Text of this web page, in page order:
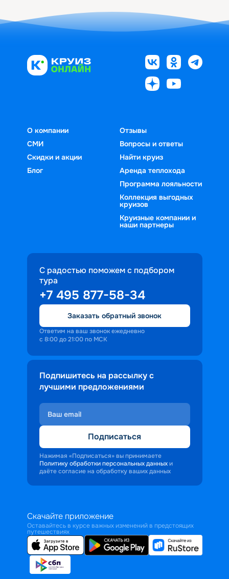
О компании
СМИ
Скидки и акции
Блог
Отзывы
Вопросы и ответы
Найти круиз
Аренда теплохода
Программа лояльности
Коллекция выгодных
круизов
Круизные компании и
наши партнеры
С радостью поможем с подбором
тура
+7 495 877-58-34
Заказать обратный звонок
Ответим на ваш звонок ежедневно
с 8:00 до 21:00 по МСК
Подпишитесь на рассылку с
лучшими предложениями
Подписаться
Нажимая «Подписаться» вы принимаете
Политику обработки персональных данных и
даёте согласие на обработку ваших данных
Скачайте приложение
Оставайтесь в курсе важных изменений в предстоящих
путешествиях